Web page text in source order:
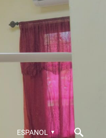
ESPANOL